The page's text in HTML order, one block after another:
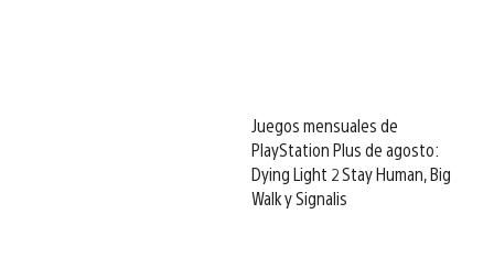
Juegos mensuales de
PlayStation Plus de agosto:
Dying Light 2 Stay Human, Big
Walk y Signalis